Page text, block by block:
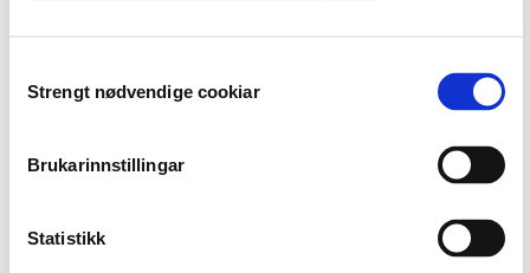
Selection
Strengt nødvendige cookiar
Brukarinnstillingar
Statistikk
Norsk teiknspråk i teori og praksis
30 sp